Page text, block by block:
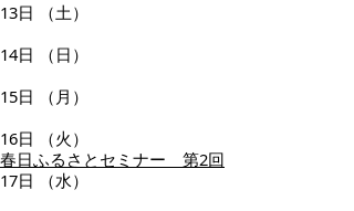
13日
（土）
14日
（日）
15日
（月）
16日
（火）
春日ふるさとセミナー 第2回
17日
（水）